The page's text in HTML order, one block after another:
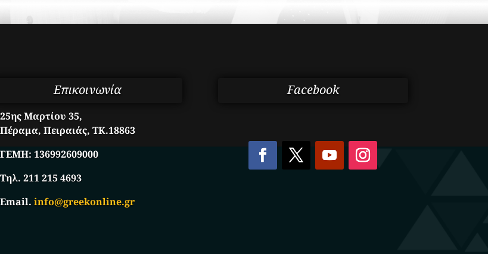
Επικοινωνία
25ης Μαρτίου 35,
Πέραμα, Πειραιάς, ΤΚ.18863
ΓΕΜΗ:136992609000
Τηλ. 211 215 4693
Email.info@greekonline.gr
Facebook